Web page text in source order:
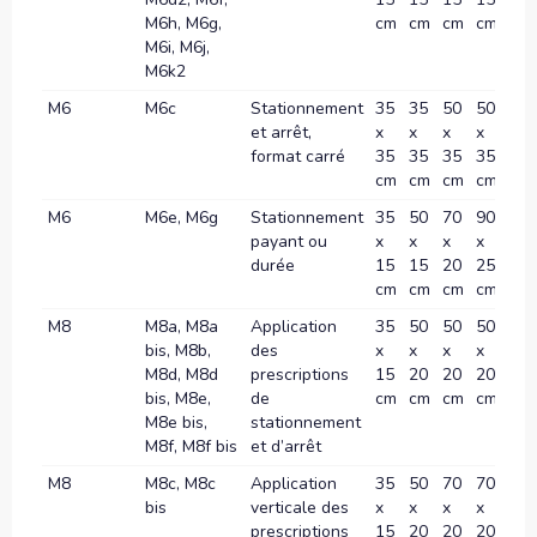
M6h, M6g,
M6i, M6j,
M6k2
cm cm cm cm
M6 M6c
Stationnement
et arrêt,
format carré
35
x
35
cm
35
x
35
cm
50
x
35
cm
50
x
35
cm
M6 M6e, M6g
Stationnement
payant ou
durée
35
x
15
cm
50
x
15
cm
70
x
20
cm
90
x
25
cm
M8
M8a, M8a
bis, M8b,
M8d, M8d
bis, M8e,
M8e bis,
M8f, M8f bis
Application
des
prescriptions
de
stationnement
et d’arrêt
35
x
15
cm
50
x
20
cm
50
x
20
cm
50
x
20
cm
M8
M8c, M8c
bis
Application
verticale des
prescriptions
35
x
15
50
x
20
70
x
20
70
x
20